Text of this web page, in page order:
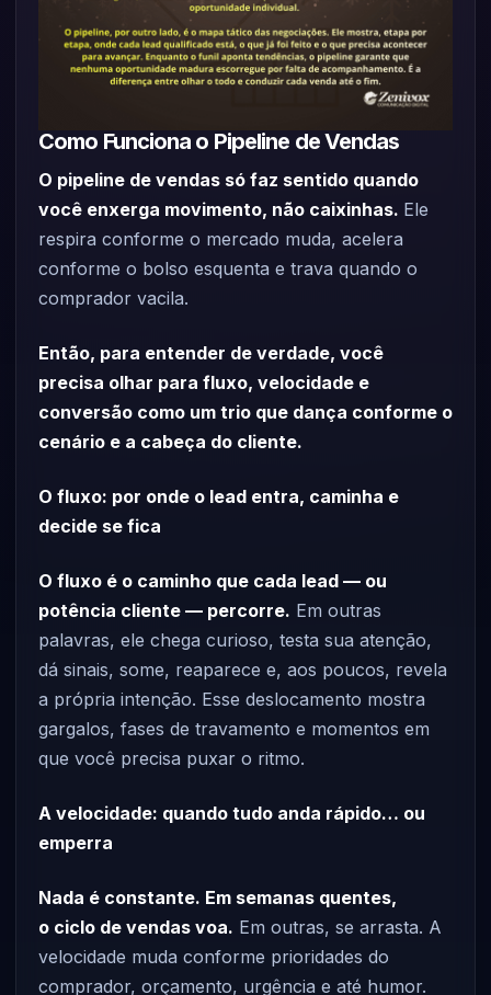
Como Funciona o Pipeline de Vendas
O pipeline de vendas só faz sentido quando
você enxerga movimento, não caixinhas. Ele
respira conforme o mercado muda, acelera
conforme o bolso esquenta e trava quando o
comprador vacila.
Então, para entender de verdade, você
precisa olhar para fluxo, velocidade e
conversão como um trio que dança conforme o
cenário e a cabeça do cliente.
O fluxo: por onde o lead entra, caminha e
decide se fica
O fluxo é o caminho que cada lead — ou
potência cliente — percorre. Em outras
palavras, ele chega curioso, testa sua atenção,
dá sinais, some, reaparece e, aos poucos, revela
a própria intenção. Esse deslocamento mostra
gargalos, fases de travamento e momentos em
que você precisa puxar o ritmo.
A velocidade: quando tudo anda rápido… ou
emperra
Nada é constante. Em semanas quentes,
o ciclo de vendas voa. Em outras, se arrasta. A
velocidade muda conforme prioridades do
comprador, orçamento, urgência e até humor.